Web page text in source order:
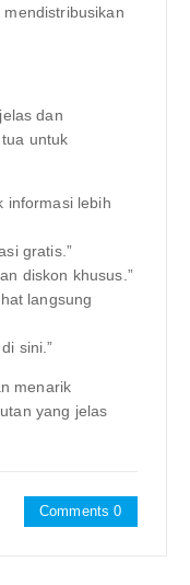
dan
untuk
informasi lebih
gratis.”
diskon khusus.”
langsung
sini.”
menarik
yang jelas
Comments 0